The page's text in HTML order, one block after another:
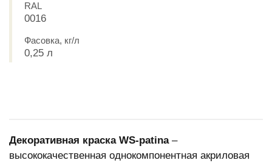
RAL
0016
Фасовка, кг/л
0,25 л
Декоративная краска WS-patina–
высококачественная однокомпонентная акриловая